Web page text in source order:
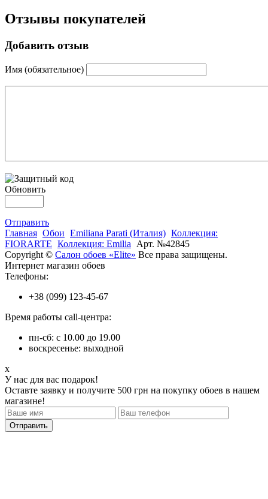
Отзывы покупателей
Добавить отзыв
Имя (обязательное)
Обновить
Отправить
Главная Обои Emiliana Parati (Италия) Коллекция:
FIORARTE Коллекция: Emilia
Арт. №42845
Copyright © Салон обоев «Elite» Все права защищены.
Интернет магазин обоев
Телефоны:
+38 (099) 123-45-67
Время работы call-центра:
пн-сб: с 10.00 до 19.00
воскресенье: выходной
x
У нас для вас подарок!
Оставте заявку и получите 500 грн на покупку обоев в нашем
магазине!